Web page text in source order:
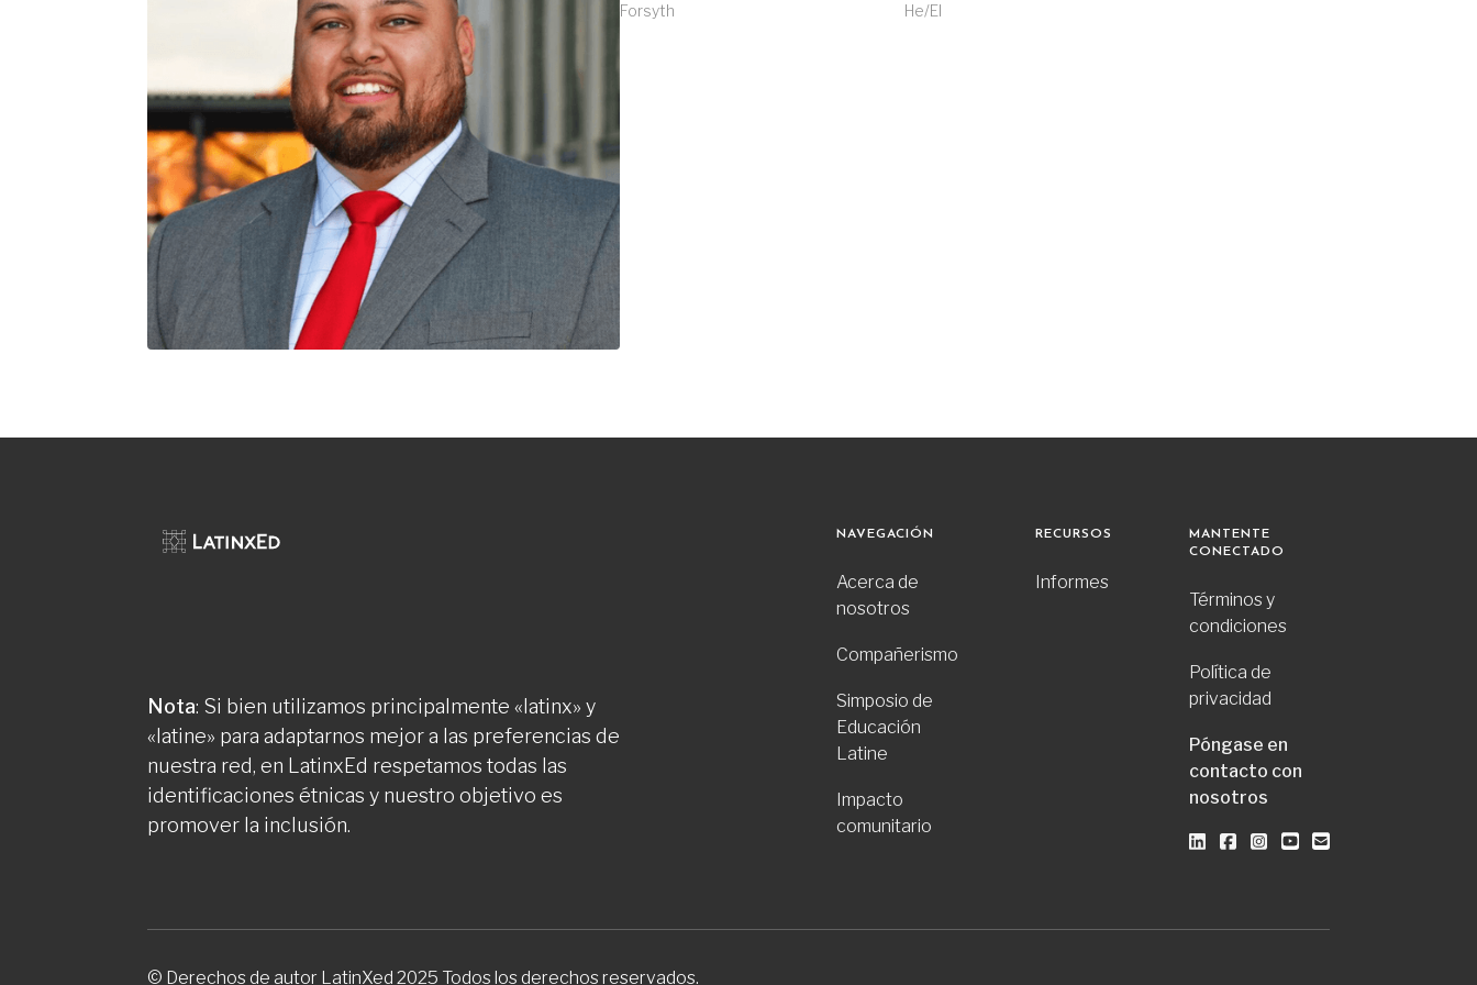
Forsyth He/El
Nota: Si bien utilizamos principalmente «latinx» y
«latine» para adaptarnos mejor a las preferencias de
nuestra red, en LatinxEd respetamos todas las
identificaciones étnicas y nuestro objetivo es
promover la inclusión.
NAVEGACIÓN
Acerca de
nosotros
Compañerismo
Simposio de
Educación
Latine
Impacto
comunitario
RECURSOS
Informes
MANTENTE
CONECTADO
Términos y
condiciones
Política de
privacidad
Póngase en
contacto con
nosotros
© Derechos de autor LatinXed 2025 Todos los derechos reservados.